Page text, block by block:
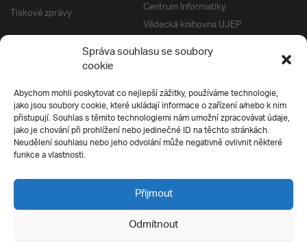
Správa souhlasu se soubory
cookie
Abychom mohli poskytovat co nejlepší zážitky, používáme technologie,
jako jsou soubory cookie, které ukládají informace o zařízení a/nebo k nim
přistupují. Souhlas s těmito technologiemi nám umožní zpracovávat údaje,
jako je chování při prohlížení nebo jedinečné ID na těchto stránkách.
Neudělení souhlasu nebo jeho odvolání může negativně ovlivnit některé
funkce a vlastnosti.
Přijmout
Odmítnout
Tiskové zprávy
Centrum Informatiky
Vědecká knihovna UJEP
Správa kolejí a menz
Univerzitní centrum podpory
Silverius
Pro uchazeče
Přijímací řízení
E-prihlaska
Přípravné kurzy
Ochrana soukromí